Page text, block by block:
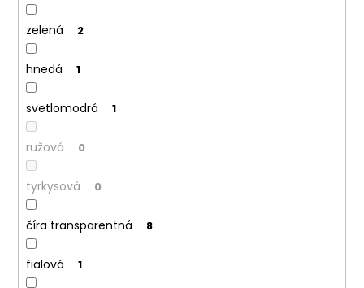
zelená 2
hnedá 1
svetlomodrá 1
ružová 0
tyrkysová 0
číra transparentná 8
fialová 1
ú
a
m